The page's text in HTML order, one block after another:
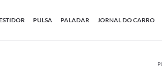
PULSA PALADAR JORNAL DO CARRO